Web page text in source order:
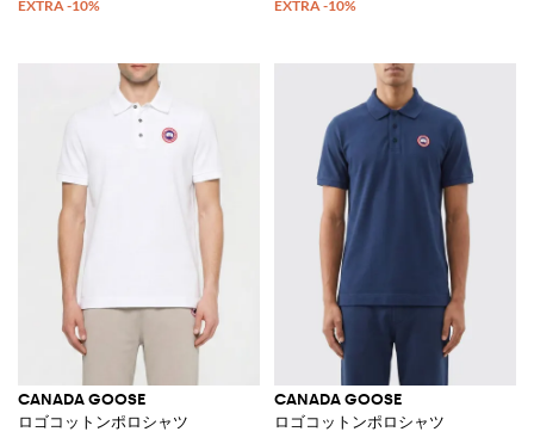
CANADA GOOSE
ロゴコットンポロシャツ
CANADA GOOSE
ロゴコットンポロシャツ